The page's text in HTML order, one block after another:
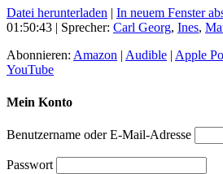
Datei herunterladen | In neuem Fenster
01:50:43 | Sprecher: Carl Georg, Ines,
Abonnieren: Amazon | Audible | Apple
YouTube
Mein Konto
Benutzername oder E-Mail-Adresse
Passwort